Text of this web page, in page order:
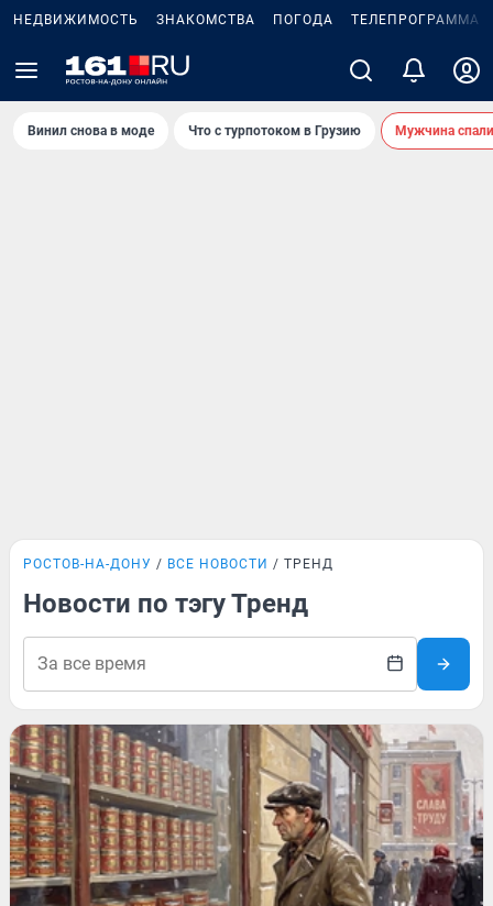
НЕДВИЖИМОСТЬ ЗНАКОМСТВА ПОГОДА ТЕЛЕПРОГРАММА
Винил снова в моде Что с турпотоком в Грузию Мужчина
РОСТОВ-НА-ДОНУ ВСЕ НОВОСТИ ТРЕНД
Новости по тэгу Тренд